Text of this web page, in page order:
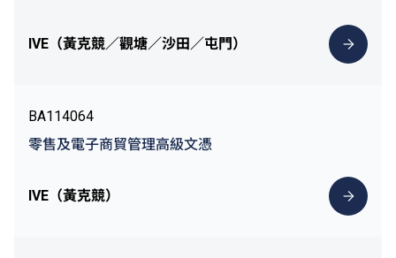
IVE（黃克競／觀塘／沙田／屯門）
BA114064
零售及電子商貿管理高級文憑
IVE（黃克競）